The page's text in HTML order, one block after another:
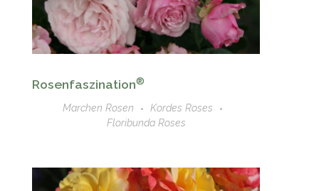
Rosenfaszination®
Marchen Rosen
Kordes Roses
Floribunda Roses